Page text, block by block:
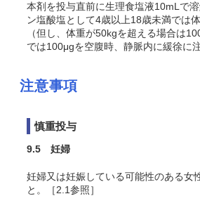
本剤を投与直前に生理食塩液10mLで
ン塩酸塩として4歳以上18歳未満では
（但し、体重が50kgを超える場合は
では100μgを空腹時、静脈内に緩徐に
注意事項
慎重投与
9.5 妊婦
妊婦又は妊娠している可能性のある女
と。［2.1参照］